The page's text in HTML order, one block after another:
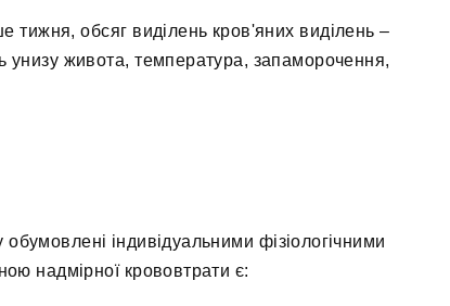
тижня, обсяг виділень кров'яних виділень –
унизу живота, температура, запаморочення,
обумовлені індивідуальними фізіологічними
надмірної крововтрати є: